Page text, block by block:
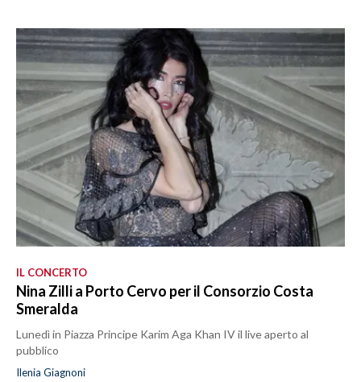
IL CONCERTO
Nina Zilli a Porto Cervo per il Consorzio Costa
Smeralda
Lunedì in Piazza Principe Karim Aga Khan IV il live aperto al
pubblico
Ilenia Giagnoni